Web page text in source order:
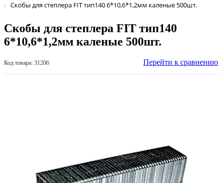
Скобы для степлера FIT тип140 6*10,6*1,2мм каленые 500шт.
Скобы для степлера FIT тип140
6*10,6*1,2мм каленые 500шт.
Код товара: 31206 Перейти к сравнению